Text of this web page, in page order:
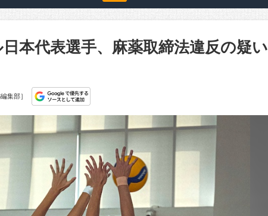
本代表選手、麻薬取締法違反の疑い
集部］